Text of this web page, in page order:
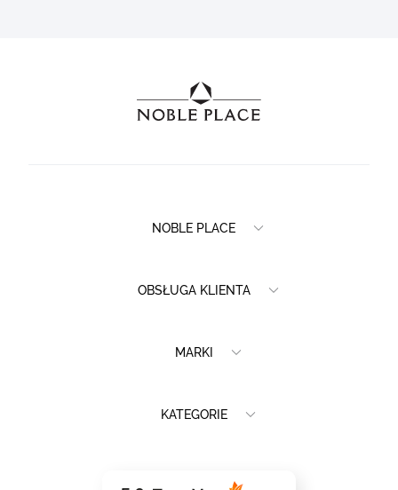
NOBLE PLACE
OBSŁUGA KLIENTA
MARKI
KATEGORIE